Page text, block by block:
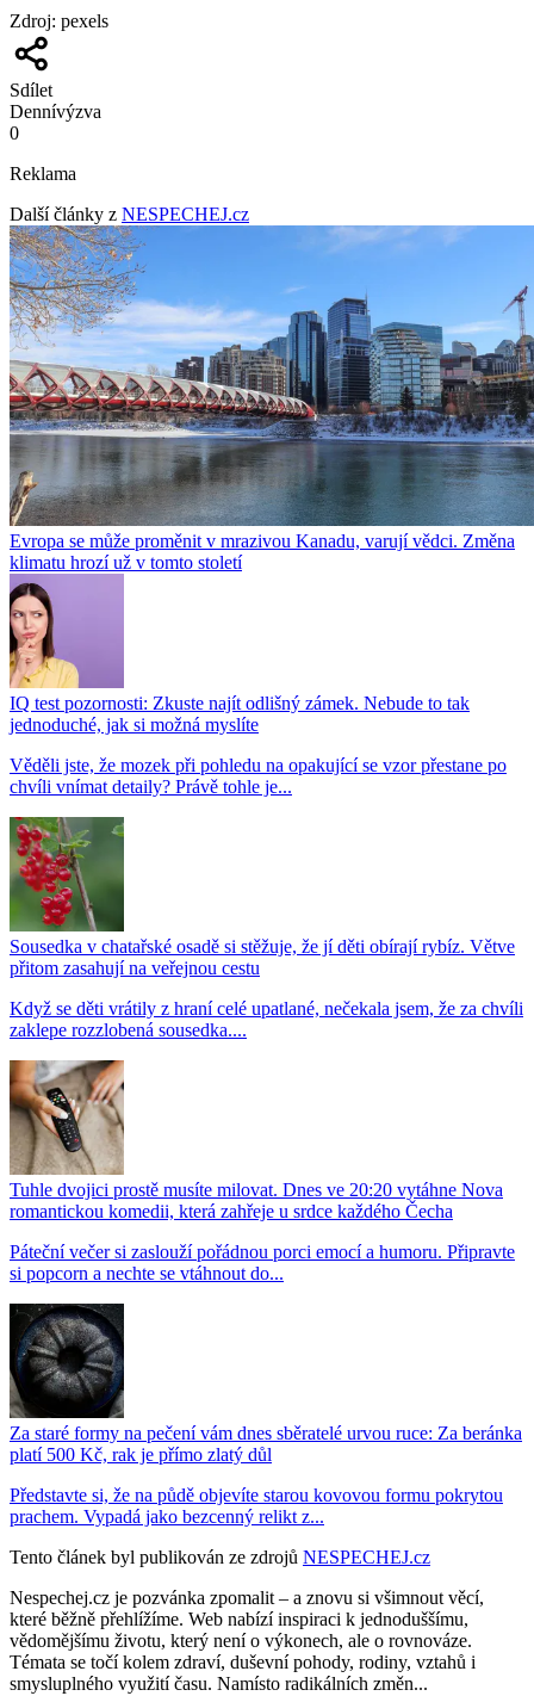
Zdroj: pexels
Sdílet
Dennívýzva
0
Reklama
Další články z NESPECHEJ.cz
Evropa se může proměnit v mrazivou Kanadu, varují vědci. Změna
klimatu hrozí už v tomto století
IQ test pozornosti: Zkuste najít odlišný zámek. Nebude to tak
jednoduché, jak si možná myslíte
Věděli jste, že mozek při pohledu na opakující se vzor přestane po
chvíli vnímat detaily? Právě tohle je...
Sousedka v chatařské osadě si stěžuje, že jí děti obírají rybíz. Větve
přitom zasahují na veřejnou cestu
Když se děti vrátily z hraní celé upatlané, nečekala jsem, že za chvíli
zaklepe rozzlobená sousedka....
Tuhle dvojici prostě musíte milovat. Dnes ve 20:20 vytáhne Nova
romantickou komedii, která zahřeje u srdce každého Čecha
Páteční večer si zaslouží pořádnou porci emocí a humoru. Připravte
si popcorn a nechte se vtáhnout do...
Za staré formy na pečení vám dnes sběratelé urvou ruce: Za beránka
platí 500 Kč, rak je přímo zlatý důl
Představte si, že na půdě objevíte starou kovovou formu pokrytou
prachem. Vypadá jako bezcenný relikt z...
Tento článek byl publikován ze zdrojů NESPECHEJ.cz
Nespechej.cz je pozvánka zpomalit – a znovu si všimnout věcí,
které běžně přehlížíme. Web nabízí inspiraci k jednoduššímu,
vědomějšímu životu, který není o výkonech, ale o rovnováze.
Témata se točí kolem zdraví, duševní pohody, rodiny, vztahů i
smysluplného využití času. Namísto radikálních změn...